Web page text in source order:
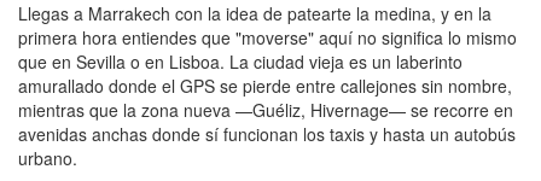
Llegas a Marrakech con la idea de patearte la medina, y en la
primera hora entiendes que "moverse" aquí no significa lo mismo
que en Sevilla o en Lisboa. La ciudad vieja es un laberinto
amurallado donde el GPS se pierde entre callejones sin nombre,
mientras que la zona nueva —Guéliz, Hivernage— se recorre en
avenidas anchas donde sí funcionan los taxis y hasta un autobús
urbano.